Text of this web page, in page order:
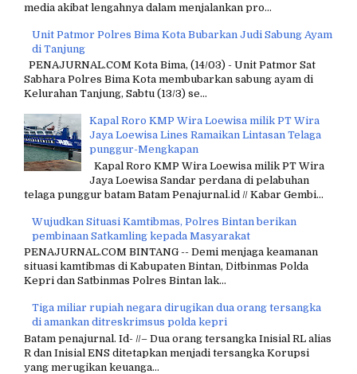
media akibat lengahnya dalam menjalankan pro...
Unit Patmor Polres Bima Kota Bubarkan Judi Sabung Ayam
di Tanjung
PENAJURNAL.COM Kota Bima, (14/03) - Unit Patmor Sat
Sabhara Polres Bima Kota membubarkan sabung ayam di
Kelurahan Tanjung, Sabtu (13/3) se...
Kapal Roro KMP Wira Loewisa milik PT Wira
Jaya Loewisa Lines Ramaikan Lintasan Telaga
punggur-Mengkapan
Kapal Roro KMP Wira Loewisa milik PT Wira
Jaya Loewisa Sandar perdana di pelabuhan
telaga punggur batam Batam Penajurnal.id // Kabar Gembi...
Wujudkan Situasi Kamtibmas, Polres Bintan berikan
pembinaan Satkamling kepada Masyarakat
PENAJURNAL.COM BINTANG -- Demi menjaga keamanan
situasi kamtibmas di Kabupaten Bintan, Ditbinmas Polda
Kepri dan Satbinmas Polres Bintan lak...
Tiga miliar rupiah negara dirugikan dua orang tersangka
di amankan ditreskrimsus polda kepri
Batam penajurnal. Id- //– Dua orang tersangka Inisial RL alias
R dan Inisial ENS ditetapkan menjadi tersangka Korupsi
yang merugikan keuanga...